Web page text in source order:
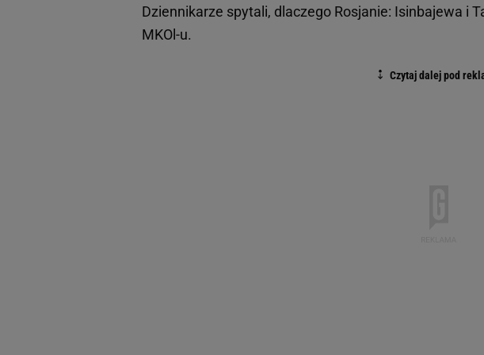
Dziennikarze spytali, dlaczego Rosjanie: Isinbajewa i
MKOl-u.